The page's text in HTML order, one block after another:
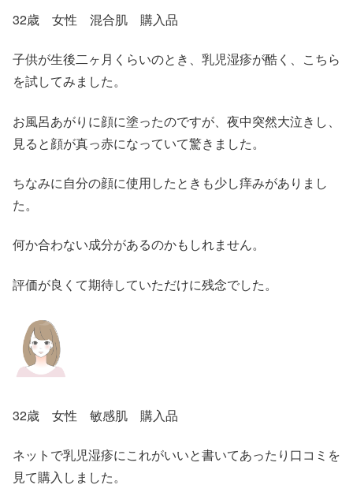
32歳 女性 混合肌 購入品
子供が生後二ヶ月くらいのとき、乳児湿疹が酷く、こちら
を試してみました。
お風呂あがりに顔に塗ったのですが、夜中突然大泣きし、
見ると顔が真っ赤になっていて驚きました。
ちなみに自分の顔に使用したときも少し痒みがありまし
た。
何か合わない成分があるのかもしれません。
評価が良くて期待していただけに残念でした。
32歳 女性 敏感肌 購入品
ネットで乳児湿疹にこれがいいと書いてあったり口コミを
見て購入しました。